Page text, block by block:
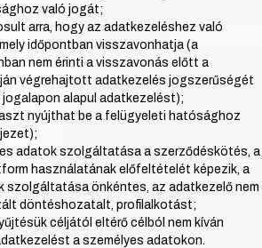
való jogát;
arra, hogy az adatkezeléshez való
időpontban visszavonhatja (a
nem érinti a visszavonás előtt a
végrehajtott adatkezelés jogszerűségét
jogalapon alapul adatkezelést);
nyújthat be a felügyeleti hatósághoz
adatok szolgáltatása a szerződéskötés, a
használatának előfeltételét képezik, a
szolgáltatása önkéntes, az adatkezelő nem
döntéshozatalt, profilalkotást;
céljától eltérő célból nem kíván
a személyes adatokon.